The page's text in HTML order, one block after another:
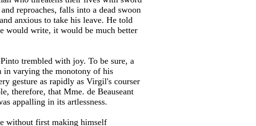
reproaches, falls into a dead swoon
anxious to take his leave. He told
would write, it would be much better
trembled with joy. To be sure, a
in varying the monotony of his
gesture as rapidly as Virgil's courser
therefore, that Mme. de Beauseant
appalling in its artlessness.
without first making himself